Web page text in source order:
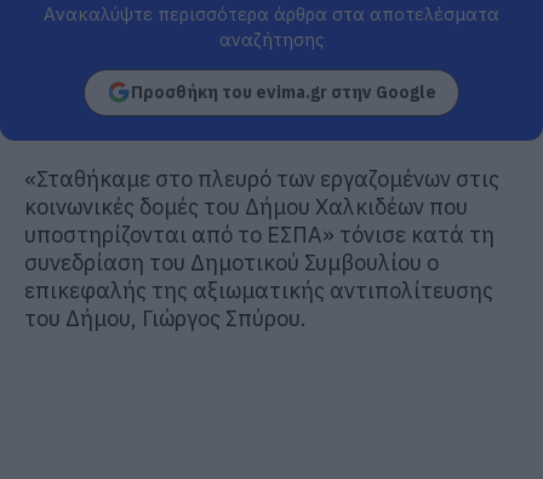
Ανακαλύψτε περισσότερα άρθρα στα αποτελέσματα
αναζήτησης
Προσθήκη του evima.gr στην Google
«Σταθήκαμε στο πλευρό των εργαζομένων στις
κοινωνικές δομές του Δήμου Χαλκιδέων που
υποστηρίζονται από το ΕΣΠΑ» τόνισε κατά τη
συνεδρίαση του Δημοτικού Συμβουλίου ο
επικεφαλής της αξιωματικής αντιπολίτευσης
του Δήμου, Γιώργος Σπύρου.